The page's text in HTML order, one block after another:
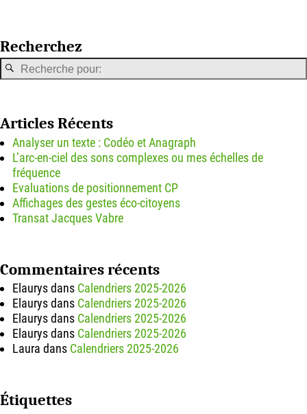
Recherchez
Articles Récents
Analyser un texte : Codéo et Anagraph
L’arc-en-ciel des sons complexes ou mes échelles de
fréquence
Evaluations de positionnement CP
Affichages des gestes éco-citoyens
Transat Jacques Vabre
Commentaires récents
Elaurysdans Calendriers 2025-2026
Elaurysdans Calendriers 2025-2026
Elaurysdans Calendriers 2025-2026
Elaurysdans Calendriers 2025-2026
Laura dans Calendriers 2025-2026
Étiquettes